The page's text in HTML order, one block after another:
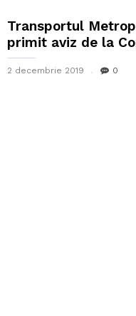
Transportul
primit aviz de la
2 decembrie 2019 0